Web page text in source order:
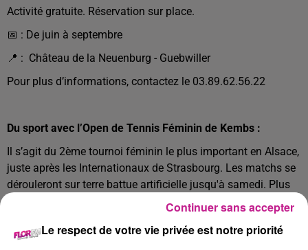
Activité gratuite. Réservation sur place.
📅 : De juin à septembre
📍 : Château de la Neuenburg - Guebwiller
Pour plus d’informations, contactez le 03.89.62.56.22
Du sport avec l’Open de Tennis Féminin de Kembs :
Il s’agit du 2ème tournoi féminin le plus important en Alsace,
juste après les Internationaux de Strasbourg. Les matchs se
dérouleront sur terre battue artificielle jusqu'à samedi. Plus
de 40 joueuses de différentes nationalités participeront à la
joueront en l’espace de 6 jours.
Le respect de votre vie privée est notre priorité
Continuer sans accepter